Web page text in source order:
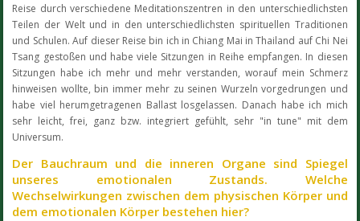
Reise durch verschiedene Meditationszentren in den unterschiedlichsten
Teilen der Welt und in den unterschiedlichsten spirituellen Traditionen
und Schulen. Auf dieser Reise bin ich in Chiang Mai in Thailand auf Chi Nei
Tsang gestoßen und habe viele Sitzungen in Reihe empfangen. In diesen
Sitzungen habe ich mehr und mehr verstanden, worauf mein Schmerz
hinweisen wollte, bin immer mehr zu seinen Wurzeln vorgedrungen und
habe viel herumgetragenen Ballast losgelassen. Danach habe ich mich
sehr leicht, frei, ganz bzw. integriert gefühlt, sehr "in tune" mit dem
Universum.
Der Bauchraum und die inneren Organe sind Spiegel
unseres emotionalen Zustands. Welche
Wechselwirkungen zwischen dem physischen Körper und
dem emotionalen Körper bestehen hier?